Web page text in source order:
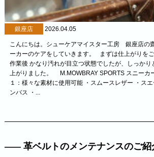
銀座店 2026.04.05
こんにちは。シューケアマイスター工房 銀座店の
ーカーのケアをしていきます。 まずは仕上がりを
作業後 かなり汚れが目立つ状態でしたが、しっか
上がりました。 M.MOWBRAY SPORTS スニー
１：様々な素材に使用可能 ・スムースレザー ・ス
ンバス ・...
革ベルトのメンテナンスのご紹